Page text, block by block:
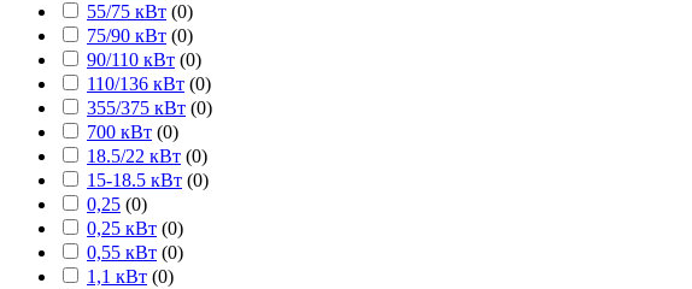
55/75 кВт (0)
75/90 кВт (0)
90/110 кВт (0)
110/136 кВт (0)
355/375 кВт (0)
700 кВт (0)
18.5/22 кВт (0)
15-18.5 кВт (0)
0,25 (0)
0,25 кВт (0)
0,55 кВт (0)
1,1 кВт (0)